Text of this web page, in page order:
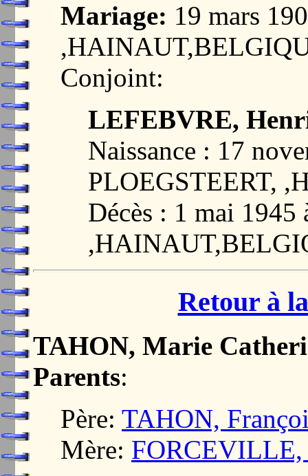
Mariage: 19 mars
Conjoint:
LEFEBVRE,
Naissance : 17
PLOEGSTEERT,
Décès : 1 mai
Retour à
TAHON, Marie
Parents:
Père: TAHON,
Mère: FORCEVILLE,